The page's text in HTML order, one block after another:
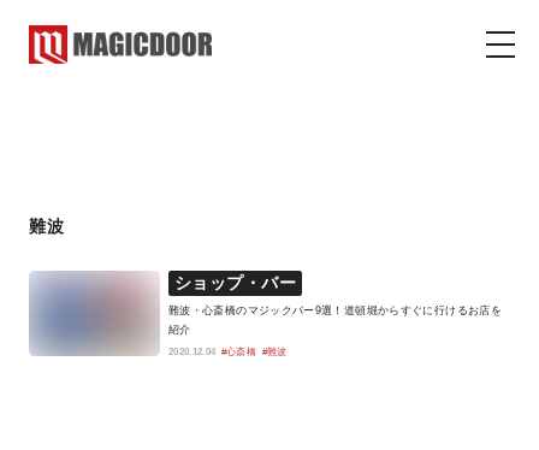
難波
ショップ・バー
難波・心斎橋のマジックバー9選！道頓堀からすぐに行けるお店を
紹介
2020.12.04 #心斎橋 #難波